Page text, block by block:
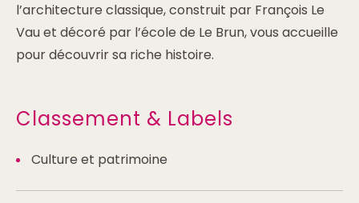
l’architecture classique, construit par François Le
Vau et décoré par l’école de Le Brun, vous accueille
pour découvrir sa riche histoire.
Classement & Labels
Culture et patrimoine